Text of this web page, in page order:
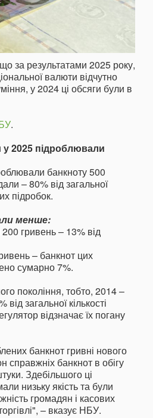
за результатами 2025 року,
валюти відчутно
у 2024 ці обсяги були в
.
у 2025 підроблювали
банкноту 500
– 80% від загальної
підробок.
менше:
гривень – 13% від
– банкнот цих
сумарно 7%.
покоління, тобто, 2014 –
загальної кількості
відзначає їх погану
банкнот гривні нового
справжніх банкнот в обігу
Здебільшого ці
низьку якість та були
громадян і касових
– вказує НБУ.